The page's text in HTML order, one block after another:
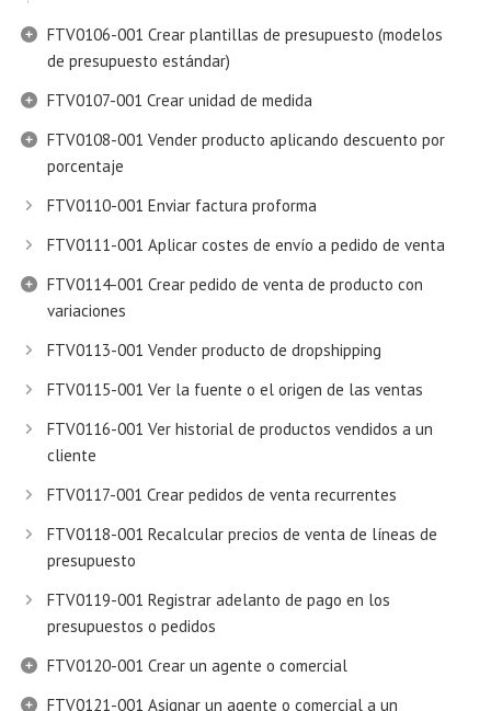
FTV0106-001 Crear plantillas de presupuesto (modelos
de presupuesto estándar)
FTV0107-001 Crear unidad de medida
FTV0108-001 Vender producto aplicando descuento por
porcentaje
FTV0110-001 Enviar factura proforma
FTV0111-001 Aplicar costes de envío a pedido de venta
FTV0114-001 Crear pedido de venta de producto con
variaciones
FTV0113-001 Vender producto de dropshipping
FTV0115-001 Ver la fuente o el origen de las ventas
FTV0116-001 Ver historial de productos vendidos a un
cliente
FTV0117-001 Crear pedidos de venta recurrentes
FTV0118-001 Recalcular precios de venta de líneas de
presupuesto
FTV0119-001 Registrar adelanto de pago en los
presupuestos o pedidos
FTV0120-001 Crear un agente o comercial
FTV0121-001 Asignar un agente o comercial a un